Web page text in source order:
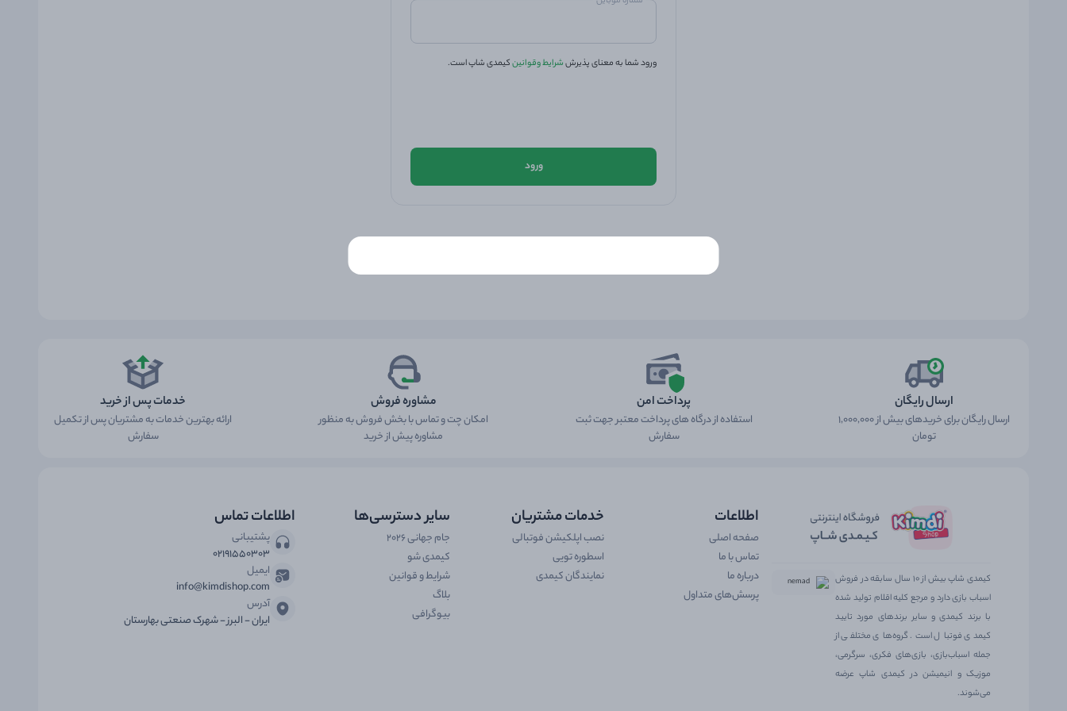
ورود شما به معنای پذیرششرایط وقوانینکیمدی شاپ است.
ورود
ارسال رایگان
ارسال رایگان برای خریدهای بیش از 1,000,000
تومان
پرداخت امن
استفاده از درگاه های پرداخت معتبر جهت ثبت
سفارش
مشاوره فروش
امکان چت و تماس با بخش فروش به منظور
مشاوره پیش از خرید
خدمات پس از خرید
ارائه بهترین خدمات به مشتریان پس از تکمیل
سفارش
کیمدی شاپ بیش از ۱۰ سال سابقه در فروش
اسباب بازی دارد و مرجع کلیه اقلام تولید شده
با برند کیمدی و سایر برندهای مورد تایید
کیمدی فوتبال است. گروه‌های مختلفی از
جمله اسباب‌بازی، بازی‌های فکری، سرگرمی،
موزیک و انیمیشن در کیمدی شاپ عرضه
می‌شوند.
اطلاعات
صفحه اصلی
تماس با ما
درباره ما
پرسش‌های متداول
خدمات مشتریان
نصب اپلکیشن فوتبالی
اسطوره تویی
نمایندگان کیمدی
سایر دسترسی‌ها
جام جهانی 2026
کیمدی شو
شرایط و قوانین
بلاگ
بیوگرافی
اطلاعات تماس
پشتیبانی
۰۲۱۹۱۵۵۰۳۰۳
ایمیل
info@kimdishop.com
آدرس
ایران - البرز - شهرک صنعتی بهارستان